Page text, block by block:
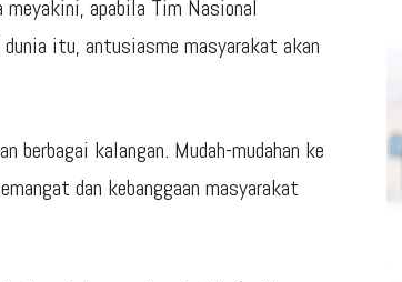
apabila Tim Nasional
itu, antusiasme masyarakat akan
berbagai kalangan. Mudah-mudahan ke
dan kebanggaan masyarakat